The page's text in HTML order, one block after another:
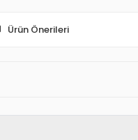
Ürün Önerileri